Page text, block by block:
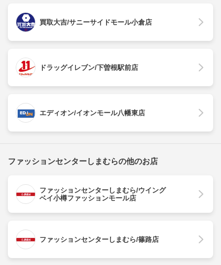
買取大吉/サニーサイドモール小倉店
ドラッグイレブン/下曽根駅前店
エディオン/イオンモール八幡東店
ファッションセンターしまむらの他のお店
ファッションセンターしまむら/ウイング
ベイ小樽ファッションモール店
ファッションセンターしまむら/篠路店